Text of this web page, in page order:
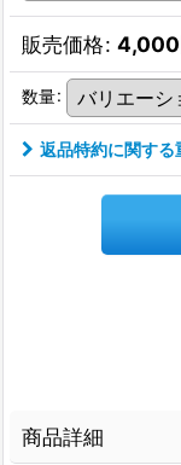
販売価格: 4,000
数量:
返品特約に関する
商品詳細